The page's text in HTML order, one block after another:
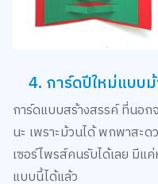
4. การ์ดปีใหม่แบบม้
การ์ดแบบสร้างสรรค์ ที่นอ
นะ เพราะม้วนได้ พกพาสะ
เซอร์ไพรส์คนรับได้เลย มี
แบบนี้ได้แล้ว